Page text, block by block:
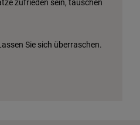
zufrieden sein, tauschen
Sie sich überraschen.